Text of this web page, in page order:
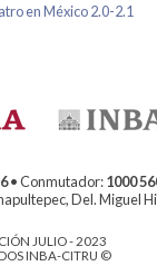
en México 2.0-2.1
• Conmutador:1000
Del. Miguel
JULIO - 2023
INBA-CITRU ©